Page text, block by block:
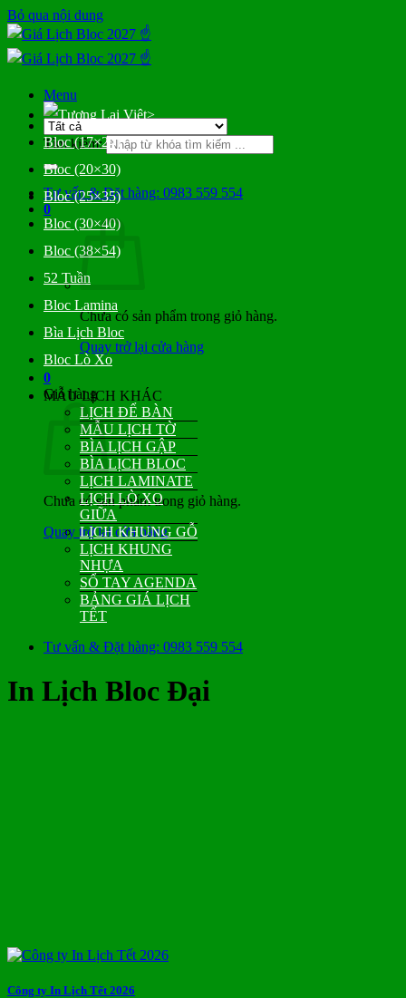
Bỏ qua nội dung
Menu
Tìm kiếm:
Tư vấn & Đặt hàng: 0983 559 554
0
Chưa có sản phẩm trong giỏ hàng.
Quay trở lại cửa hàng
0
Giỏ hàng
Chưa có sản phẩm trong giỏ hàng.
Quay trở lại cửa hàng
>
Bloc (17×24)
Bloc (20×30)
Bloc (25×35)
Bloc (30×40)
Bloc (38×54)
52 Tuần
Bloc Lamina
Bìa Lịch Bloc
Bloc Lò Xo
MẪU LỊCH KHÁC
LỊCH ĐỂ BÀN
MẪU LỊCH TỜ
BÌA LỊCH GẬP
BÌA LỊCH BLOC
LỊCH LAMINATE
LỊCH LÒ XO
GIỮA
LỊCH KHUNG GỖ
LỊCH KHUNG
NHỰA
SỔ TAY AGENDA
BẢNG GIÁ LỊCH
TẾT
Tư vấn & Đặt hàng: 0983 559 554
In Lịch Bloc Đại
Công ty In Lịch Tết 2026